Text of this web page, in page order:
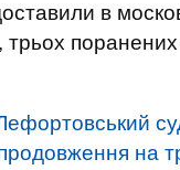
в
Лефортовський
на